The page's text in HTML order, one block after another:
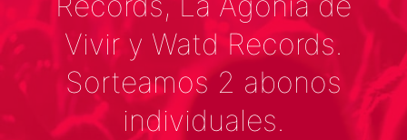
Vivir y Watd Records.
Sorteamos 2 abonos
individuales.